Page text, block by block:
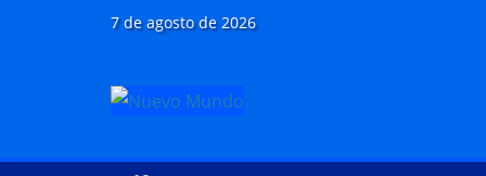
7 de agosto de 2026